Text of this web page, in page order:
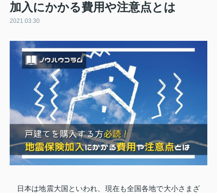
加入にかかる費用や注意点とは
2021.03.30
日本は地震大国といわれ、現在も全国各地で大小さまざ